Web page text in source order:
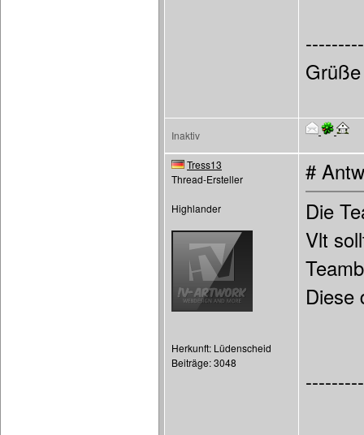
Inaktiv
Tress13
Thread-Ersteller
Highlander
Herkunft: Lüdenscheid
Beiträge: 3048
#
Die
Vlt
Diese